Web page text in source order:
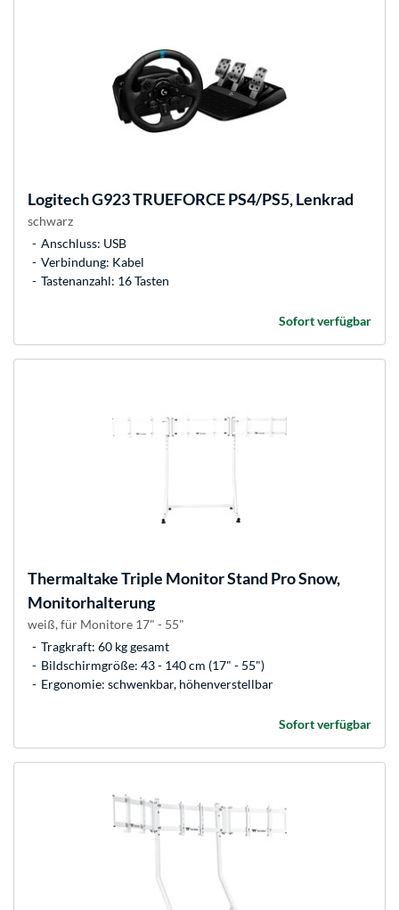
LogitechG923 TRUEFORCE PS4/PS5, Lenkrad
schwarz
Anschluss: USB
Verbindung: Kabel
Tastenanzahl: 16 Tasten
Sofort verfügbar
ThermaltakeTriple Monitor Stand Pro Snow,
Monitorhalterung
weiß, für Monitore 17" - 55"
Tragkraft: 60 kg gesamt
Bildschirmgröße: 43 - 140 cm (17" - 55")
Ergonomie: schwenkbar, höhenverstellbar
Sofort verfügbar